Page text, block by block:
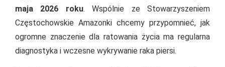
maja 2026 roku. Wspólnie ze Stowarzyszeniem
Częstochowskie Amazonki chcemy przypomnieć, jak
ogromne znaczenie dla ratowania życia ma regularna
diagnostyka i wczesne wykrywanie raka piersi.